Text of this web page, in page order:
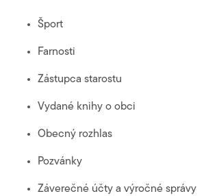
Šport
Farnosti
Zástupca starostu
Vydané knihy o obci
Obecný rozhlas
Pozvánky
Záverečné účty a výročné správy